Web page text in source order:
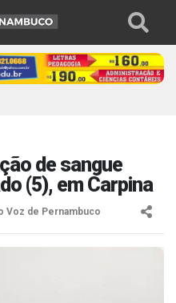
de sangue
(5), em Carpina
Voz de Pernambuco